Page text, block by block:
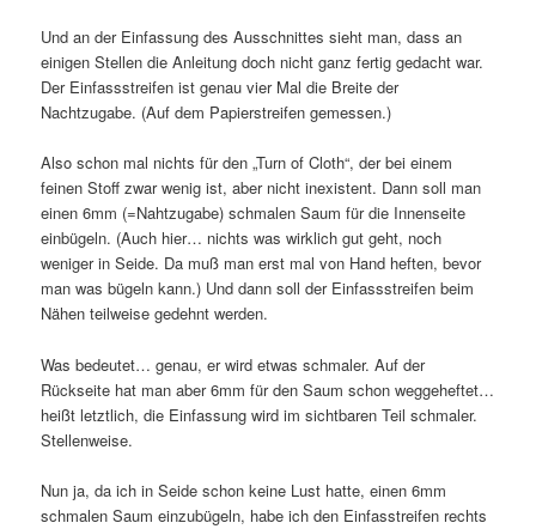
Und an der Einfassung des Ausschnittes sieht man, dass an
einigen Stellen die Anleitung doch nicht ganz fertig gedacht war.
Der Einfassstreifen ist genau vier Mal die Breite der
Nachtzugabe. (Auf dem Papierstreifen gemessen.)
Also schon mal nichts für den „Turn of Cloth“, der bei einem
feinen Stoff zwar wenig ist, aber nicht inexistent. Dann soll man
einen 6mm (=Nahtzugabe) schmalen Saum für die Innenseite
einbügeln. (Auch hier… nichts was wirklich gut geht, noch
weniger in Seide. Da muß man erst mal von Hand heften, bevor
man was bügeln kann.) Und dann soll der Einfassstreifen beim
Nähen teilweise gedehnt werden.
Was bedeutet… genau, er wird etwas schmaler. Auf der
Rückseite hat man aber 6mm für den Saum schon weggeheftet…
heißt letztlich, die Einfassung wird im sichtbaren Teil schmaler.
Stellenweise.
Nun ja, da ich in Seide schon keine Lust hatte, einen 6mm
schmalen Saum einzubügeln, habe ich den Einfasstreifen rechts